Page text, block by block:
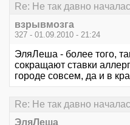
Re: Не так давно
взрывмозга
327 - 01.09.2010 - 21:24
ЭляЛеша - более того,
сокращают ставки
городе совсем, да и в
Re: Не так давно
ЭляЛеша